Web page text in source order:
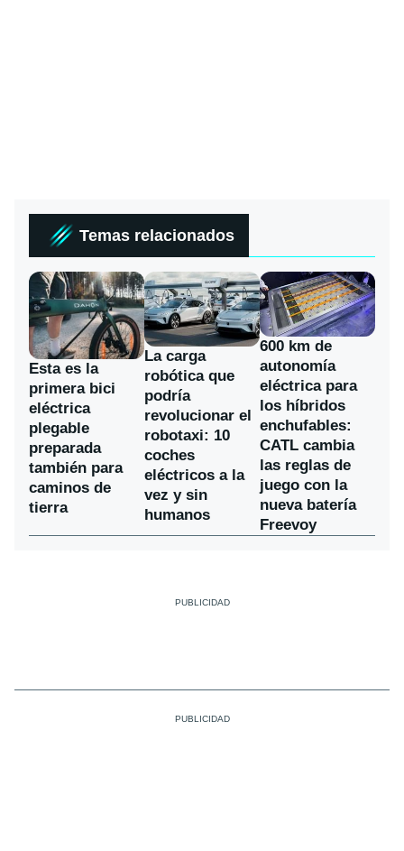
Temas relacionados
Esta es la
primera bici
eléctrica
plegable
preparada
también para
caminos de
tierra
La carga
robótica que
podría
revolucionar el
robotaxi: 10
coches
eléctricos a la
vez y sin
humanos
600 km de
autonomía
eléctrica para
los híbridos
enchufables:
CATL cambia
las reglas de
juego con la
nueva batería
Freevoy